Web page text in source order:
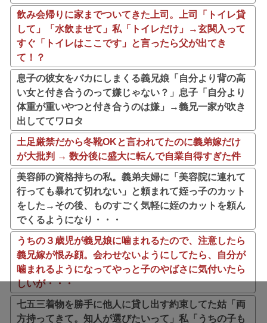
飲み会帰りに家までついてきた上司。上司「トイレ貸
して」「水飲ませて」私「トイレだけ」→玄関入って
すぐ「トイレはここです」と言ったら父が出てき
て！？
息子の彼女をバカにしまくる義兄娘「自分より背の高
い女と付き合うのって嫌じゃない？」息子「自分より
体重が重いやつと付き合うのは嫌」→義兄一家が吹き
出しててワロタ
土足厳禁だから冬靴OKと言われてたのに義弟嫁だけ
が大批判 → 数分後に盛大に転んで自業自得すぎた件
美容師の資格持ちの私。義弟夫婦に「美容院に連れて
行っても暴れて切れない」と頼まれて姪っ子のカット
をした→その後、ものすごく気軽に姪のカットを頼ん
でくるようになり・・・
うちの３歳児が義兄娘に噛まれるたので、注意したら
義兄嫁が恨み顔。会わせないようにしてたら、自分が
噛まれるようになってやっと子のやばさに気付いたら
しいが・・・
七五三着物を勝手に他人に貸し出す約束してた姑「両
方持ってきて。知人が選びたいって」私「うちの子も